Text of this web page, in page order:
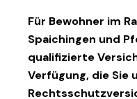
Für Bewohner im
Spaichingen und
qualifizierte
Verfügung, die Sie